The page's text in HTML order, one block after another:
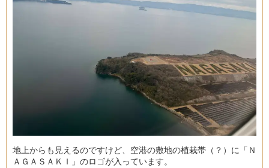
地上からも見えるのですけど、空港の敷地の植栽帯（？）に「Ｎ
ＡＧＡＳＡＫＩ」のロゴが入っています。